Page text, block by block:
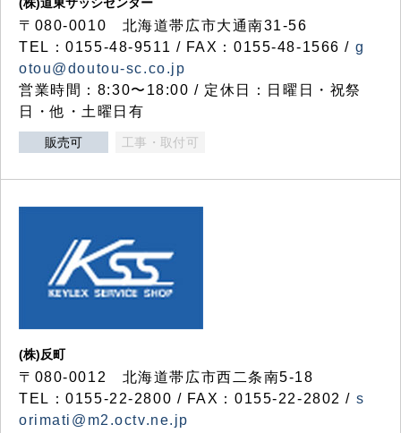
〒080-0010 北海道帯広市大通南31-56
TEL：0155-48-9511 / FAX：0155-48-1566 / g
otou@doutou-sc.co.jp
営業時間：8:30〜18:00 / 定休日：日曜日・祝祭
日・他・土曜日有
販売可 工事・取付可
(株)反町
〒080-0012 北海道帯広市西二条南5-18
TEL：0155-22-2800 / FAX：0155-22-2802 / s
orimati@m2.octv.ne.jp